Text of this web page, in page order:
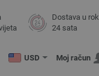
Dostava u
24 sata
USD Moj račun